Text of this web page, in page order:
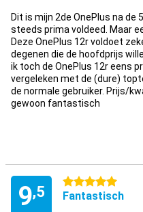
Dit is mijn 2de OnePlus na de
steeds prima voldeed. Maar
Deze OnePlus 12r voldoet
degenen die de hoofdprijs
ik toch de OnePlus 12r eens
vergeleken met de (dure)
de normale gebruiker. Prijs/
gewoon fantastisch
9,5
5 sterren
Fantastisch